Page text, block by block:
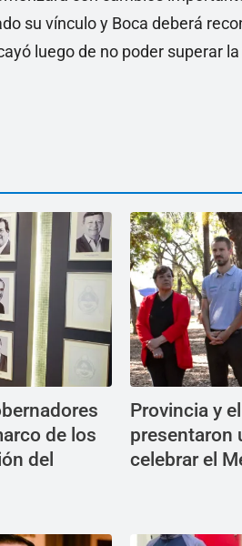
su vínculo y Boca deberá
luego de no poder superar
de los
del
Provincia y
presentaron
celebrar el